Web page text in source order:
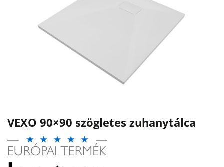
VEXO 90×90 szögletes zuhanytálca